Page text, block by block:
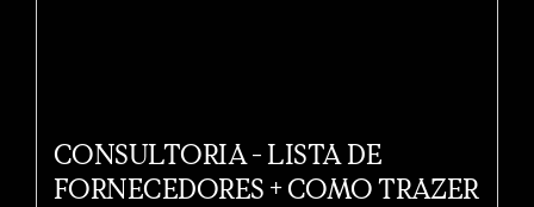
CONSULTORIA - LISTA DE
FORNECEDORES + COMO TRAZER